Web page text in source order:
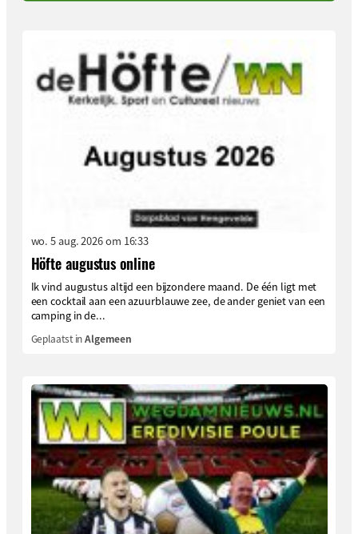
wo. 5 aug. 2026 om 16:33
Höfte augustus online
Ik vind augustus altijd een bijzondere maand. De één ligt met
een cocktail aan een azuurblauwe zee, de ander geniet van een
camping in de...
Geplaatst inAlgemeen